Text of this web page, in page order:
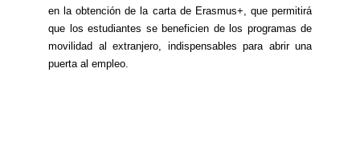
en la obtención de la carta de Erasmus+, que permitirá
que los estudiantes se beneficien de los programas de
movilidad al extranjero, indispensables para abrir una
puerta al empleo.